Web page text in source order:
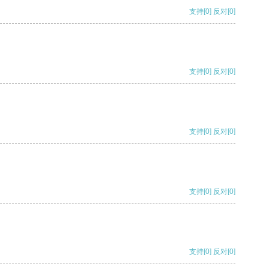
支持[0] 反对[0]
支持[0] 反对[0]
支持[0] 反对[0]
支持[0] 反对[0]
支持[0] 反对[0]